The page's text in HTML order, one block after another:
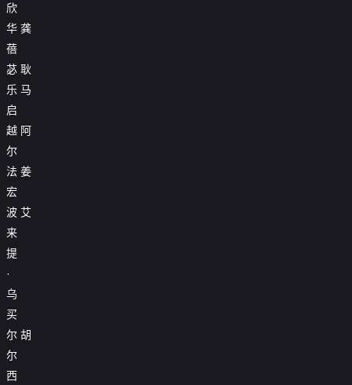
欣
华 龚
蓓
苾 耿
乐 马
启
越 阿
尔
法 姜
宏
波 艾
来
提
·
乌
买
尔 胡
尔
西